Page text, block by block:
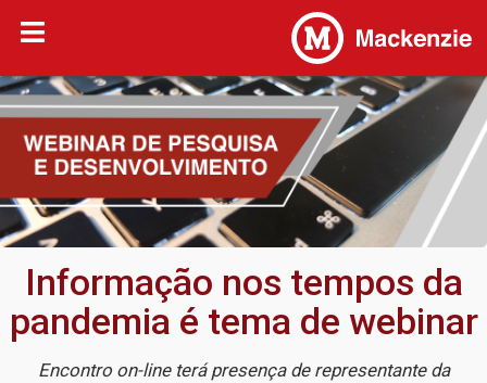
Informação nos tempos da
pandemia é tema de webinar
Encontro on-line terá presença de representante da